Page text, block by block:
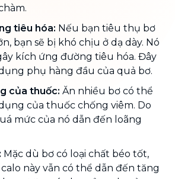
tiêu hóa: Nếu bạn tiêu thụ bơ
bạn sẽ bị khó chịu ở dạ dày. Nó
kích ứng đường tiêu hóa. Đây
phụ hàng đầu của quả bơ.
của thuốc: Ăn nhiều bơ có thể
của thuốc chống viêm. Do
mức của nó dẫn đến loãng
Mặc dù bơ có loại chất béo tốt,
này vẫn có thể dẫn đến tăng